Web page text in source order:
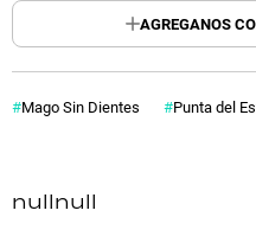
AGREGANOS
Mago Sin Dientes Punta del
nullnull